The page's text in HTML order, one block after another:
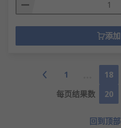
添加
1 18
每页结果数
20
回到顶部